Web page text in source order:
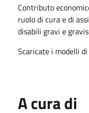
Contributo
ruolo di cura e di
disabili gravi e
Scaricate i modelli
A cura di